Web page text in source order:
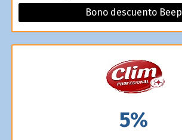
Bono descuento Beep
5%